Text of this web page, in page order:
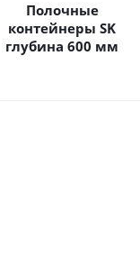
Полочные
контейнеры SK
глубина 600 мм